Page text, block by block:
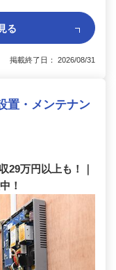
る
掲載終了日： 2026/08/31
置・メンテナン
29万円以上も！｜
！